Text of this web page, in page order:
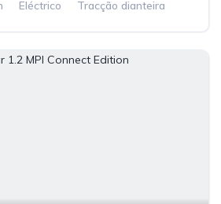
Eléctrico Tracção dianteira